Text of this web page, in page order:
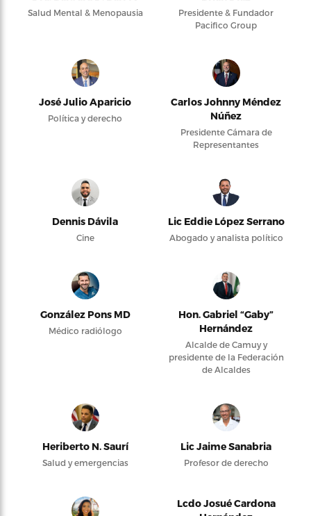
Salud Mental & Menopausia
Presidente & Fundador
Pacifico Group
José Julio Aparicio
Política y derecho
Carlos Johnny Méndez
Núñez
Presidente Cámara de
Representantes
Dennis Dávila
Cine
Lic Eddie López Serrano
Abogado y analista político
González Pons MD
Médico radiólogo
Hon. Gabriel “Gaby”
Hernández
Alcalde de Camuy y
presidente de la Federación
de Alcaldes
Heriberto N. Saurí
Salud y emergencias
Lic Jaime Sanabria
Profesor de derecho
Lcdo Josué Cardona